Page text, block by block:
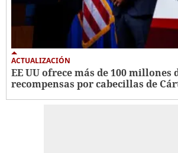
ACTUALIZACIÓN
EE UU ofrece más de 100 millones
recompensas por cabecillas de